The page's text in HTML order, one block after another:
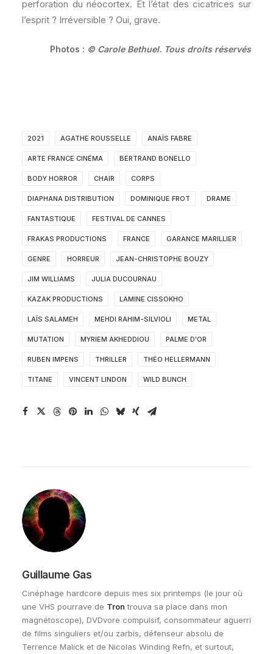
perforation du néocortex. Et l’état des cicatrices sur
l’esprit ? Irréversible ? Oui, grave.
Photos : © Carole Bethuel. Tous droits réservés
2021 AGATHE ROUSSELLE ANAÏS FABRE
ARTE FRANCE CINÉMA BERTRAND BONELLO
BODY HORROR CHAIR CORPS
DIAPHANA DISTRIBUTION DOMINIQUE FROT DRAME
FANTASTIQUE FESTIVAL DE CANNES
FRAKAS PRODUCTIONS FRANCE GARANCE MARILLIER
GENRE HORREUR JEAN-CHRISTOPHE BOUZY
JIM WILLIAMS JULIA DUCOURNAU
KAZAK PRODUCTIONS LAMINE CISSOKHO
LAÏS SALAMEH MEHDI RAHIM-SILVIOLI METAL
MUTATION MYRIEM AKHEDDIOU PALME D'OR
RUBEN IMPENS THRILLER THÉO HELLERMANN
TITANE VINCENT LINDON WILD BUNCH
Guillaume Gas
Cinéphage hardcore depuis mes six printemps (le jour où
une VHS pourrave de Tron trouva sa place dans mon
magnétoscope), DVDvore compulsif, consommateur aguerri
de films singuliers et/ou zarbis, défenseur absolu de
Terrence Malick et de Nicolas Winding Refn, et surtout,